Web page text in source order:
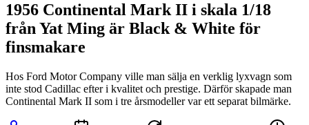
1956 Continental Mark II i skala 1/18
från Yat Ming är Black & White för
finsmakare
Hos Ford Motor Company ville man sälja en verklig lyxvagn som
inte stod Cadillac efter i kvalitet och prestige. Därför skapade man
Continental Mark II som i tre årsmodeller var ett separat bilmärke.